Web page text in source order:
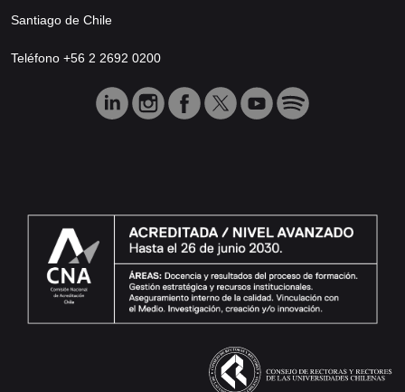
Santiago de Chile
Teléfono +56 2 2692 0200